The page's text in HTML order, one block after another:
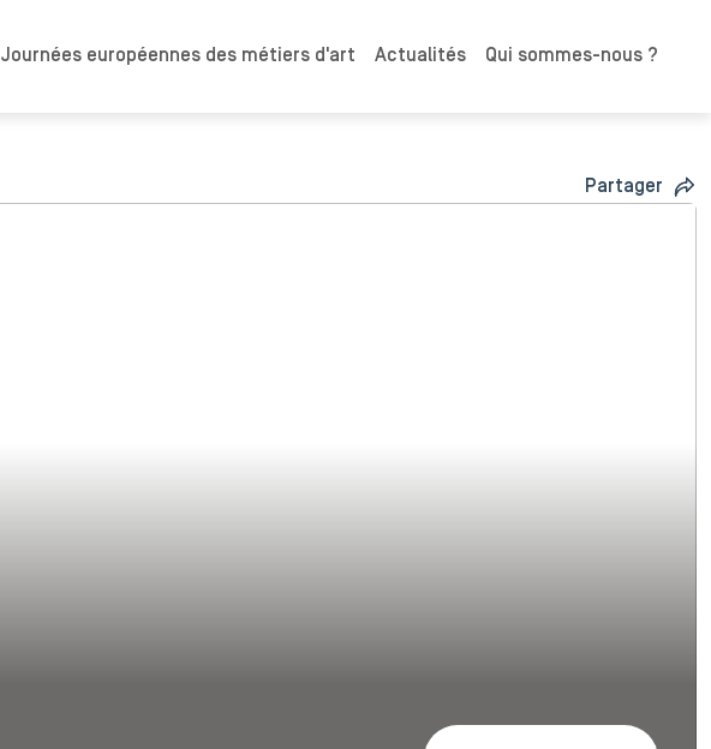
Journées européennes des métiers d'art Actualités Qui sommes-nous ?
Partager